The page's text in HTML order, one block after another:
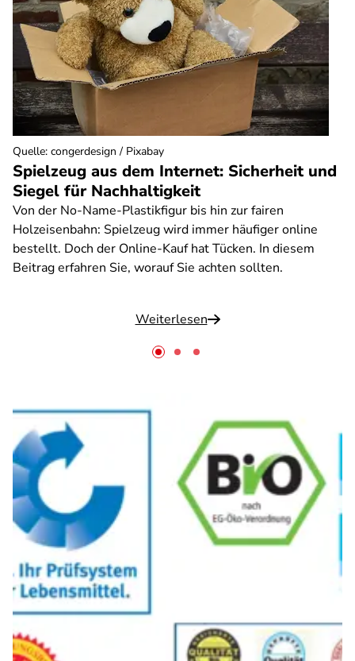
Spielzeug aus dem Internet: Sicherheit und
Siegel für Nachhaltigkeit
Von der No-Name-Plastikfigur bis hin zur fairen
Holzeisenbahn: Spielzeug wird immer häufiger online
bestellt. Doch der Online-Kauf hat Tücken. In diesem
Beitrag erfahren Sie, worauf Sie achten sollten.
Weiterlesen
Quelle: congerdesign / Pixabay